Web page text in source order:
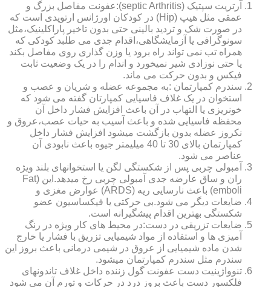
آرتریت سپتیک (septic Arthritis):عفونت مفاصل بزرگ و
عمقی مثل هیپ (Hip) در کودکان اورژانس ارتوپدی است که
در صورت شک و تردید بالینی حتی بدون تاخیر پاراکلینیک،مثل
سونوگرافی یا آزمایشگاهی،اقدام جدی می طلبد کودکی که
همراه تب نمی تواند راه برود یا وزن گذاری روی مفاصل بکند
یا حتی نوزادی شیر نمیخورد و اندام را در یک وضعیت ثابت
فیکس و بدون حرکت می ماند.
سندرم کمپارتمان :به مجموعه عضله و شریان و عصب و
استخوان در یک غلاف فاسیایی کمپارتان گفته می شود که
خونریزی یا التهاب در آن باعث افزایش فشار داخل آن
محفظه فاسیایی شده و باعث آسیب به حیات عصب،عروق و
نکروز عضله بدون بازگشت میشود افزایش فشار داخل
کمپارتمان بالای 30 تا 40 میلیمتر جیوه باعث نابودی آن
عناصر می شود.
آمبولی چربی پس از شکستگی لگن یا استخوانهای بلند ویژه
ران و ساق عارضه جدی آمبولی چربی رخ میدهد.این (Fat
emboli) باعث نارسایی ریه (ARDS) عوارض مغزی و
ضایعات دیگر می شود.بی حرکتی یا فیکساسیون عضو
شکستگی بهترین اقدام پیشگیرانه است.
ضایعات تزریقی در دست:در محیط های کار ویژه در رنگ
آمیزی ها و استفاده از مواد شیمیایی تزریق با فشار یا خارج
شدن ماده شیمیایی از عروق در شیمی درمانی باعث بروز این
سندرم مثل سندرم کمپارتمان میشود.
تنوواژینیت دست عفونت گول زننده داخل غلاف تاندونهای
فلکسور دست باعث بروز درد در حرکات و تورم آن می شود